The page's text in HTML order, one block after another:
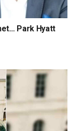
Park Hyatt